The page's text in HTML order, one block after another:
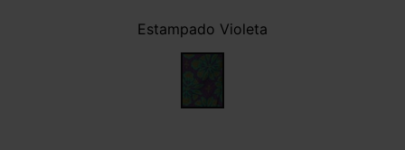
Estampado Violeta